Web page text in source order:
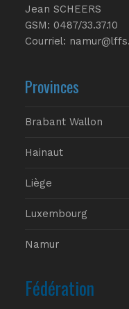
Jean SCHEERS
GSM: 0487/33.37.10
Courriel:
Provinces
Brabant Wallon
Hainaut
Liège
Luxembourg
Namur
Fédération